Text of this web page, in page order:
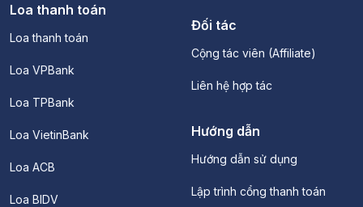
Loa thanh toán
Loa thanh toán
Loa VPBank
Loa TPBank
Loa VietinBank
Loa ACB
Loa BIDV
Đối tác
Cộng tác viên (Affiliate)
Liên hệ hợp tác
Hướng dẫn
Hướng dẫn sử dụng
Lập trình cổng thanh toán